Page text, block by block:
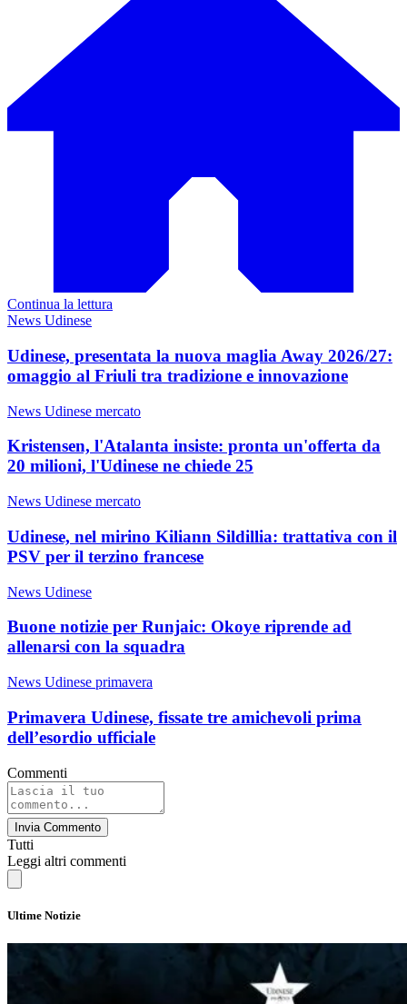
Continua la lettura
News Udinese
Udinese, presentata la nuova maglia Away 2026/27:
omaggio al Friuli tra tradizione e innovazione
News Udinese mercato
Kristensen, l'Atalanta insiste: pronta un'offerta da
20 milioni, l'Udinese ne chiede 25
News Udinese mercato
Udinese, nel mirino Kiliann Sildillia: trattativa con il
PSV per il terzino francese
News Udinese
Buone notizie per Runjaic: Okoye riprende ad
allenarsi con la squadra
News Udinese primavera
Primavera Udinese, fissate tre amichevoli prima
dell’esordio ufficiale
Commenti
Invia Commento
Tutti
Leggi altri commenti
Ultime Notizie